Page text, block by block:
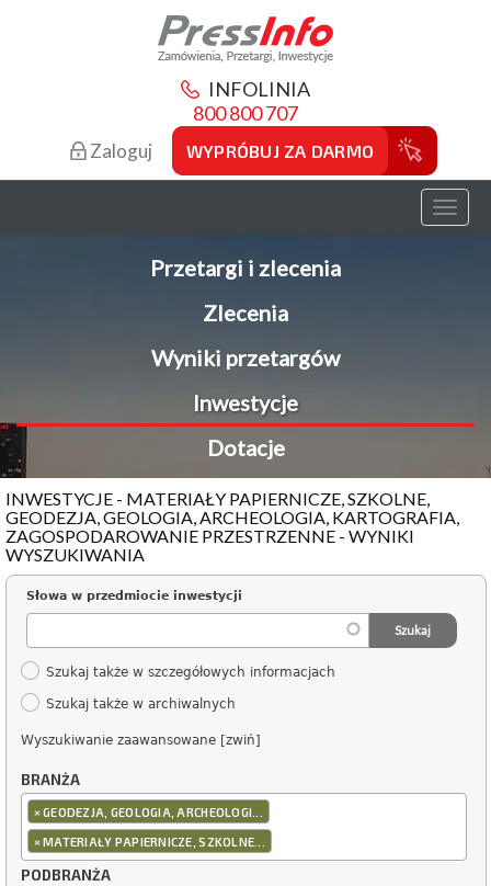
INFOLINIA
800 800 707
Zaloguj WYPRÓBUJ ZA DARMO
Toggle
Przetargi i zlecenia
Zlecenia
Wyniki przetargów
Inwestycje
Dotacje
INWESTYCJE - MATERIAŁY PAPIERNICZE, SZKOLNE,
GEODEZJA, GEOLOGIA, ARCHEOLOGIA, KARTOGRAFIA,
ZAGOSPODAROWANIE PRZESTRZENNE - WYNIKI
WYSZUKIWANIA
Słowa w przedmiocie inwestycji
Szukaj także w szczegółowych informacjach
Szukaj także w archiwalnych
Wyszukiwanie zaawansowane [zwiń]
BRANŻA
×GEODEZJA, GEOLOGIA, ARCHEOLOGI...
×MATERIAŁY PAPIERNICZE, SZKOLNE...
PODBRANŻA